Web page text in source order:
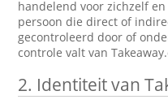
handelend voor zichzelf
persoon die direct of
gecontroleerd door of
controle valt van
2. Identiteit van